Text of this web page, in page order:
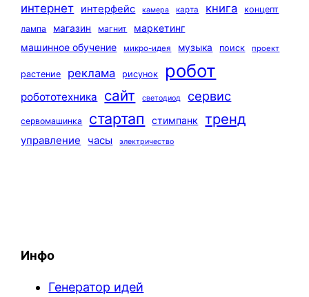
интернет интерфейс камера карта книга
концепт
лампа
магазин магнит
маркетинг
машинное обучение
микро-идея музыка поиск проект
растение реклама рисунок робот
робототехника сайт светодиод сервис
сервомашинка стартап стимпанк тренд
управление часы электричество
Инфо
Генератор идей